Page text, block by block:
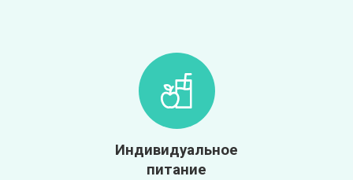
Индивидуальное
питание